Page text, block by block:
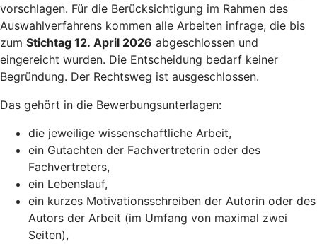
vorschlagen. Für die Berücksichtigung im Rahmen des
Auswahlverfahrens kommen alle Arbeiten infrage, die bis
zum Stichtag 12. April 2026 abgeschlossen und
eingereicht wurden. Die Entscheidung bedarf keiner
Begründung. Der Rechtsweg ist ausgeschlossen.
Das gehört in die Bewerbungsunterlagen:
die jeweilige wissenschaftliche Arbeit,
ein Gutachten der Fachvertreterin oder des
Fachvertreters,
ein Lebenslauf,
ein kurzes Motivationsschreiben der Autorin oder des
Autors der Arbeit (im Umfang von maximal zwei
Seiten),